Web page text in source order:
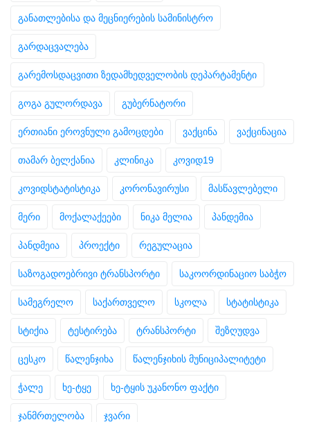
განათლებისა და მეცნიერების სამინისტრო
გარდაცვალება
გარემოსდაცვითი ზედამხედველობის დეპარტამენტი
გოგა გულორდავა გუბერნატორი
ერთიანი ეროვნული გამოცდები ვაქცინა ვაქცინაცია
თამარ ბელქანია კლინიკა კოვიდ19
კოვიდსტატისტიკა კორონავირუსი მასწავლებელი
მერი მოქალაქეები ნიკა მელია პანდემია
პანდმეია პროექტი რეგულაცია
საზოგადოებრივი ტრანსპორტი საკოორდინაციო საბჭო
სამეგრელო საქართველო სკოლა სტატისტიკა
სტიქია ტესტირება ტრანსპორტი შეზღუდვა
ცესკო წალენჯიხა წალენჯიხის მუნიციპალიტეტი
ჭალე ხე-ტყე ხე-ტყის უკანონო ფაქტი
ჯანმრთელობა ჯვარი